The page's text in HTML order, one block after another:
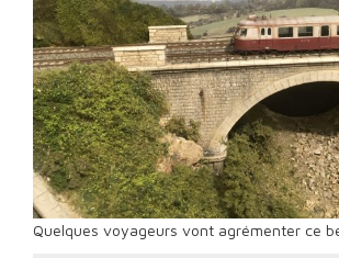
Quelques voyageurs vont agrémenter ce